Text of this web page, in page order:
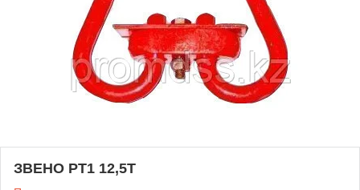
ЗВЕНО РТ1 12,5Т